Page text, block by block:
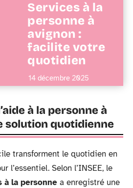
Services à la
personne à
avignon :
facilite votre
quotidien
14 décembre 2025
à la personne à
solution quotidienne
transforment le quotidien en
l’essentiel. Selon l’INSEE, le
à la personne a enregistré une